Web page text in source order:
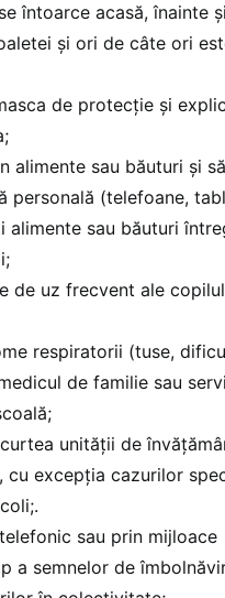
întoarce acasă, înainte
şi ori de câte ori
de protecţie şi
alimente sau băuturi şi
personală (telefoane,
alimente sau băuturi
de uz frecvent ale
respiratorii (tuse,
de familie sau
unităţii de
excepţia cazurilor
sau prin mijloace
a semnelor de